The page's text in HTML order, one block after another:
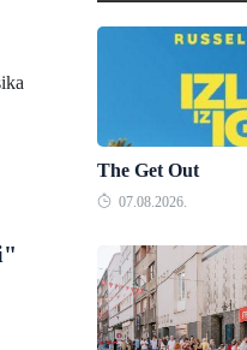
The Get Out
07.08.2026.